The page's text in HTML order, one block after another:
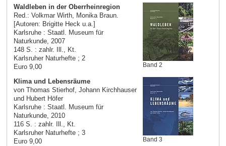
Band 2
Waldleben in der Oberrheinregion
Red.: Volkmar Wirth, Monika Braun.
[Autoren: Brigitte Heck u.a.]
Karlsruhe : Staatl. Museum für
Naturkunde, 2007
148 S. : zahlr. Ill., Kt.
Karlsruher Naturhefte ; 2
Euro 9,00
Band 3
Klima und Lebensräume
von Thomas Stierhof, Johann Kirchhauser
und Hubert Höfer
Karlsruhe : Staatl. Museum für
Naturkunde, 2010
116 S. : zahlr. Ill., Kt.
Karlsruher Naturhefte ; 3
Euro 9,00